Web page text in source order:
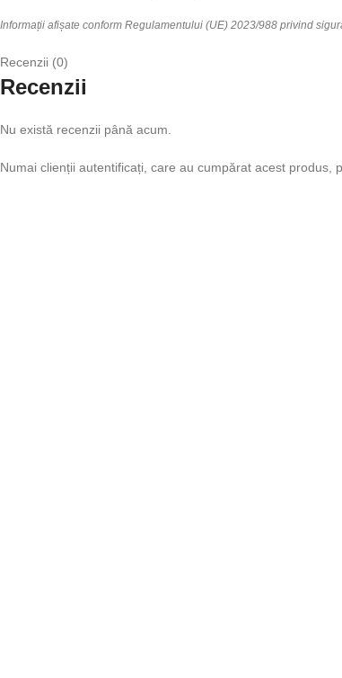
Informații afișate conform Regulamentului (UE) 2023/988 privind
Recenzii (0)
Recenzii
Nu există recenzii până acum.
Numai clienții autentificați, care au cumpărat acest produs,